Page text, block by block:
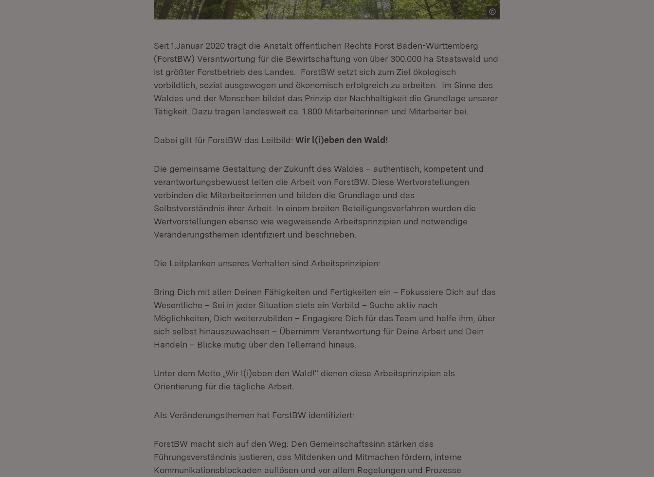
Seit 1.Januar 2020 trägt die Anstalt öffentlichen Rechts Forst Baden-Württemberg
(ForstBW) Verantwortung für die Bewirtschaftung von über 300.000 ha Staatswald und
ist größter Forstbetrieb des Landes. ForstBW setzt sich zum Ziel ökologisch
vorbildlich, sozial ausgewogen und ökonomisch erfolgreich zu arbeiten. Im Sinne des
Waldes und der Menschen bildet das Prinzip der Nachhaltigkeit die Grundlage unserer
Tätigkeit. Dazu tragen landesweit ca. 1.800 Mitarbeiterinnen und Mitarbeiter bei.
Dabei gilt für ForstBW das Leitbild: Wir l(i)eben den Wald!
Die gemeinsame Gestaltung der Zukunft des Waldes – authentisch, kompetent und
verantwortungsbewusst leiten die Arbeit von ForstBW. Diese Wertvorstellungen
verbinden die Mitarbeiter:innen und bilden die Grundlage und das
Selbstverständnis ihrer Arbeit. In einem breiten Beteiligungsverfahren wurden die
Wertvorstellungen ebenso wie wegweisende Arbeitsprinzipien und notwendige
Veränderungsthemen identifiziert und beschrieben.
Die Leitplanken unseres Verhalten sind Arbeitsprinzipien:
Bring Dich mit allen Deinen Fähigkeiten und Fertigkeiten ein – Fokussiere Dich auf das
Wesentliche – Sei in jeder Situation stets ein Vorbild – Suche aktiv nach
Möglichkeiten, Dich weiterzubilden – Engagiere Dich für das Team und helfe ihm, über
sich selbst hinauszuwachsen – Übernimm Verantwortung für Deine Arbeit und Dein
Handeln – Blicke mutig über den Tellerrand hinaus.
Unter dem Motto „Wir l(i)eben den Wald!“ dienen diese Arbeitsprinzipien als
Orientierung für die tägliche Arbeit.
Als Veränderungsthemen hat ForstBW identifiziert:
ForstBW macht sich auf den Weg: Den Gemeinschaftssinn stärken das
Führungsverständnis justieren, das Mitdenken und Mitmachen fördern, interne
Kommunikationsblockaden auflösen und vor allem Regelungen und Prozesse